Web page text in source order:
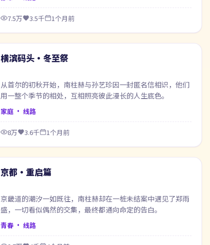
7.5万 3.5千 1个月前
最新
横滨码头·冬至祭
从首尔的初秋开始，南柱赫与孙艺珍因一封匿名信相识，他们
用一整个季节的相处，互相照亮彼此漫长的人生底色。
家庭 · 线路
8万 3.6千 1个月前
最新
京都·重启篇
京畿道的潮汐一如既往，南柱赫却在一桩未结案中遇见了郑雨
盛，一切看似偶然的交集，最终都通向命定的告白。
青春 · 线路